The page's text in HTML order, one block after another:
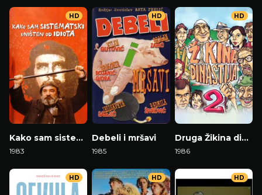
Kako sam sistematski uništen od idiota
1983
HD
Debeli i mršavi
1985
HD
Druga Žikina dinastija
1986
HD
HD HD HD